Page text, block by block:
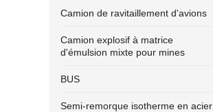
Camion de ravitaillement d'avions
Camion explosif à matrice
d'émulsion mixte pour mines
BUS
Semi-remorque isotherme en acier